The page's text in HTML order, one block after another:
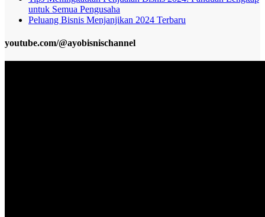
untuk Semua Pengusaha
Peluang Bisnis Menjanjikan 2024 Terbaru
youtube.com/@ayobisnischannel